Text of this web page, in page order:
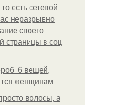
есть сетевой
неразрывно
своего
страницы в соц
6 вещей,
женщинам
волосы, а